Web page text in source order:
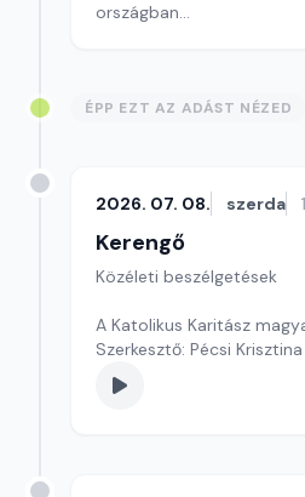
országban
ÉPP EZT AZ ADÁST NÉZED
2026. 07. 08. szerda
Kerengő
Közéleti beszélgetések
A Katolikus Karitász
Szerkesztő: Pécsi Krisztina